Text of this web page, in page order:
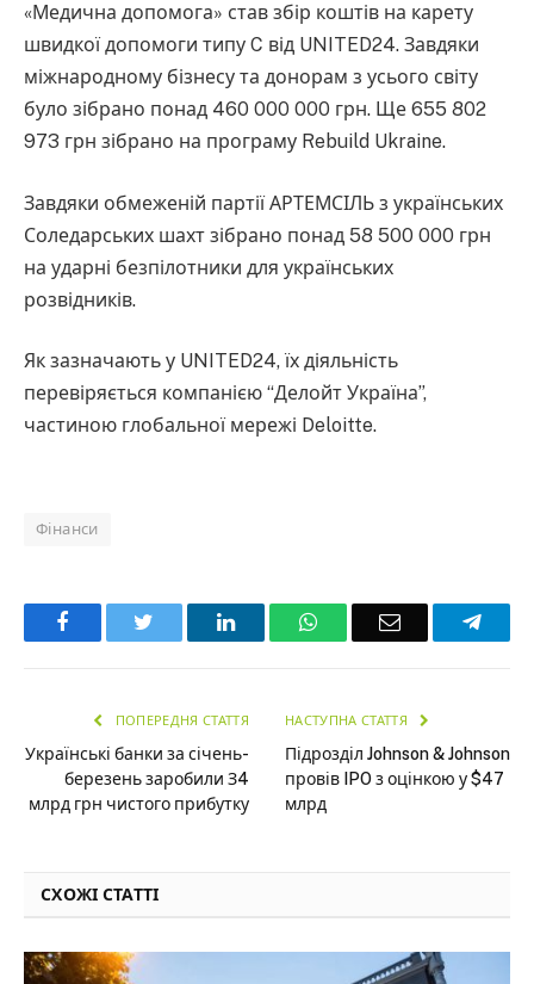
«Медична допомога» став збір коштів на карету
швидкої допомоги типу C від UNITED24. Завдяки
міжнародному бізнесу та донорам з усього світу
було зібрано понад 460 000 000 грн. Ще 655 802
973 грн зібрано на програму Rebuild Ukraine.
Завдяки обмеженій партії АРТЕМСІЛЬ з українських
Соледарських шахт зібрано понад 58 500 000 грн
на ударні безпілотники для українських
розвідників.
Як зазначають у UNITED24, їх діяльність
перевіряється компанією “Делойт Україна”,
частиною глобальної мережі Deloitte.
Фінанси
Facebook LinkedInWhatsAppEmail
ПОПЕРЕДНЯ СТАТТЯ
Українські банки за січень-
березень заробили З4
млрд грн чистого прибутку
НАСТУПНА СТАТТЯ
Підрозділ Johnson & Johnson
провів IPO з оцінкою у $47
млрд
СХОЖІ СТАТТІ